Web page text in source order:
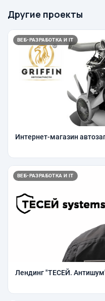
Другие проекты
ВЕБ-РАЗРАБОТКА И IT
Интернет-магазин
ВЕБ-РАЗРАБОТКА И IT
Лендинг "ТЕСЕЙ.